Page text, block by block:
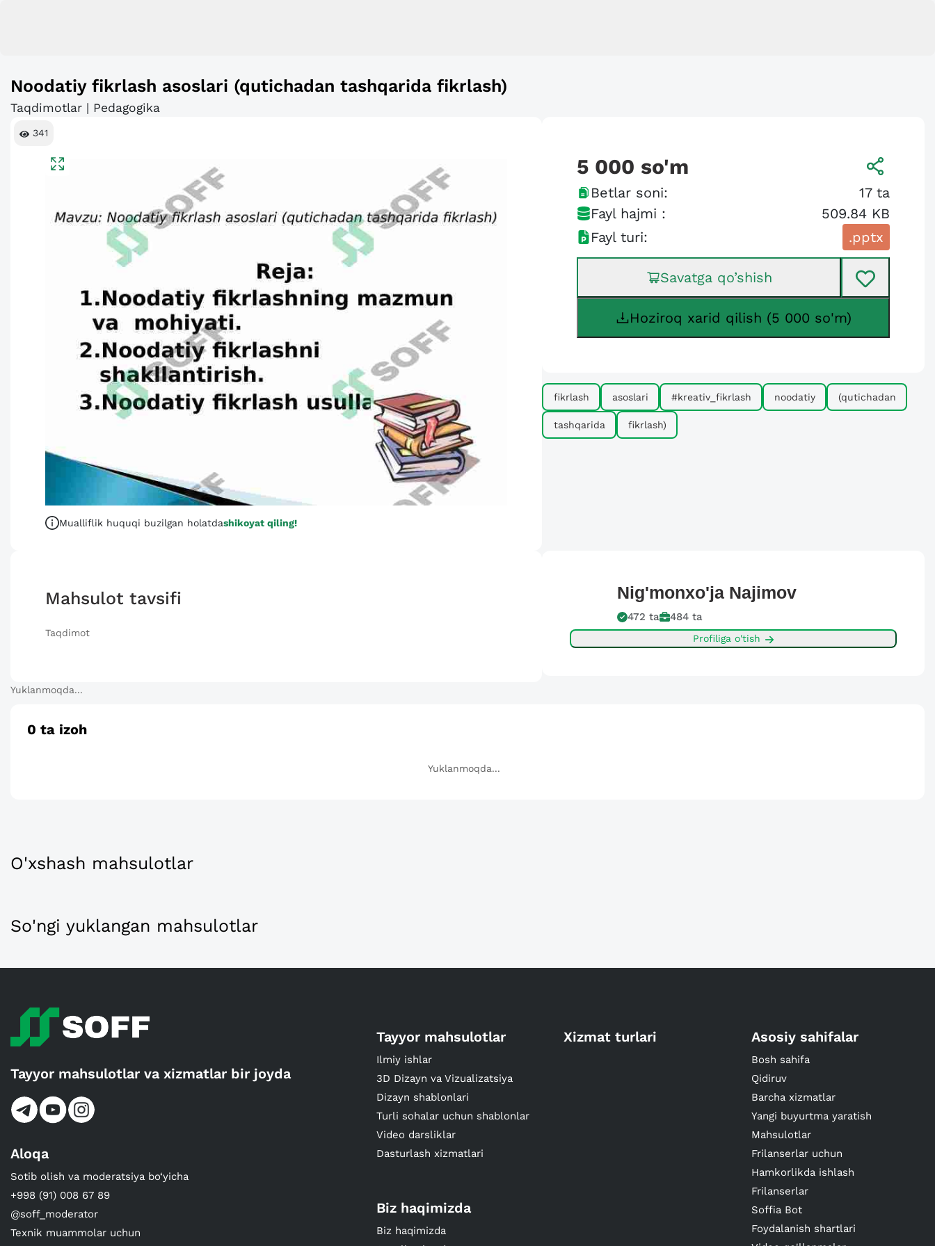
Noodatiy fikrlash asoslari (qutichadan tashqarida fikrlash)
Taqdimotlar | Pedagogika
341
Mualliflik huquqi buzilgan holatdashikoyat qiling!
5 000 so'm
Betlar soni: 17ta
Fayl hajmi :
509.84 KB
Fayl turi:
.pptx
Savatga qo’shish
Hoziroq xarid qilish (5 000 so'm)
fikrlash asoslari #kreativ_fikrlash noodatiy (qutichadan
tashqarida fikrlash)
Mahsulot tavsifi
Taqdimot
Nig'monxo'ja Najimov
472 ta 484 ta
Profiliga o'tish
Yuklanmoqda...
0 ta izoh
Yuklanmoqda...
O'xshash mahsulotlar
So'ngi yuklangan mahsulotlar
Tayyor mahsulotlar va xizmatlar bir joyda
Aloqa
Sotib olish va moderatsiya bo‘yicha
+998 (91) 008 67 89
@soff_moderator
Texnik muammolar uchun
Tayyor mahsulotlar
Ilmiy ishlar
3D Dizayn va Vizualizatsiya
Dizayn shablonlari
Turli sohalar uchun shablonlar
Video darsliklar
Dasturlash xizmatlari
Xizmat turlari Asosiy sahifalar
Bosh sahifa
Qidiruv
Barcha xizmatlar
Yangi buyurtma yaratish
Mahsulotlar
Frilanserlar uchun
Hamkorlikda ishlash
Frilanserlar
Soffia Bot
Foydalanish shartlari
Biz haqimizda
Biz haqimizda